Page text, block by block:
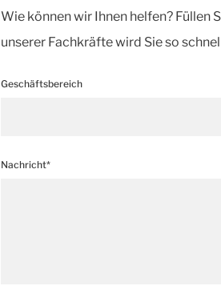
Wie können wir Ihnen helfen? Füllen
unserer Fachkräfte wird Sie so
Geschäftsbereich
Nachricht*